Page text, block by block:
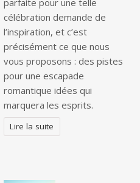
parfaite pour une telle
célébration demande de
l’inspiration, et c’est
précisément ce que nous
vous proposons : des pistes
pour une escapade
romantique idées qui
marquera les esprits.
Lire la suite